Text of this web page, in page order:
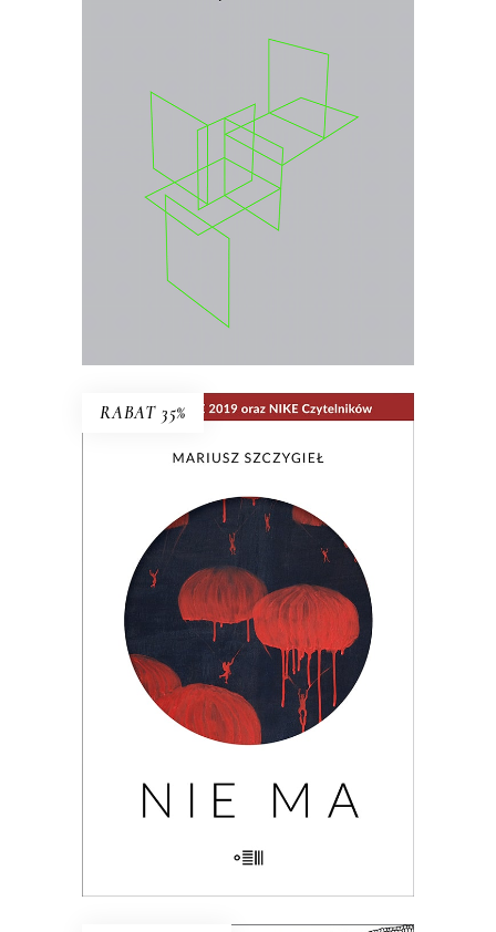
E-BOOK DO KOSZYKA
Wybór najważniejszych esejów i
wywiadów prasowych Jolanty Brach-
Czainy.
40.00zł 26.00
KSIĄŻKA DO KOSZYKA
RABAT 35%
E-BOOK DO KOSZYKA
NIE MA
Wielogłosowa rozprawa reporterska o
kondycji człowieka i największym
problemie cywilizacji: utracie, braku,
nieobecności. Nad książką unosi się rada
Hanny Krall: „Wszystko musi mieć swoją
formę, swój rytm, panie Mariuszu.
Zwłaszcza nieobecność”.
46.00 zł 29.90zł
KSIĄŻKA DO KOSZYKA